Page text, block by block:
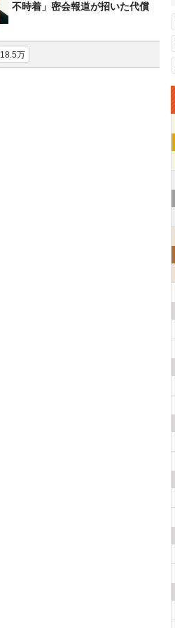
不時着」密会報道が招いた代償
18.5万